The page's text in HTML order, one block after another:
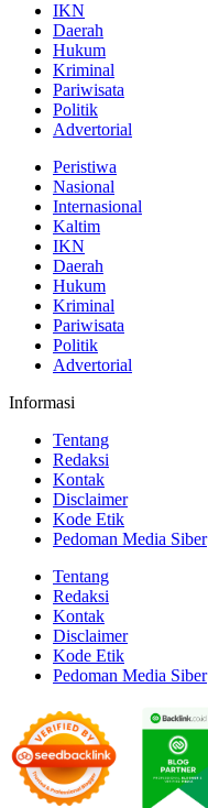
IKN
Daerah
Hukum
Kriminal
Pariwisata
Politik
Advertorial
Peristiwa
Nasional
Internasional
Kaltim
IKN
Daerah
Hukum
Kriminal
Pariwisata
Politik
Advertorial
Informasi
Tentang
Redaksi
Kontak
Disclaimer
Kode Etik
Pedoman Media Siber
Tentang
Redaksi
Kontak
Disclaimer
Kode Etik
Pedoman Media Siber